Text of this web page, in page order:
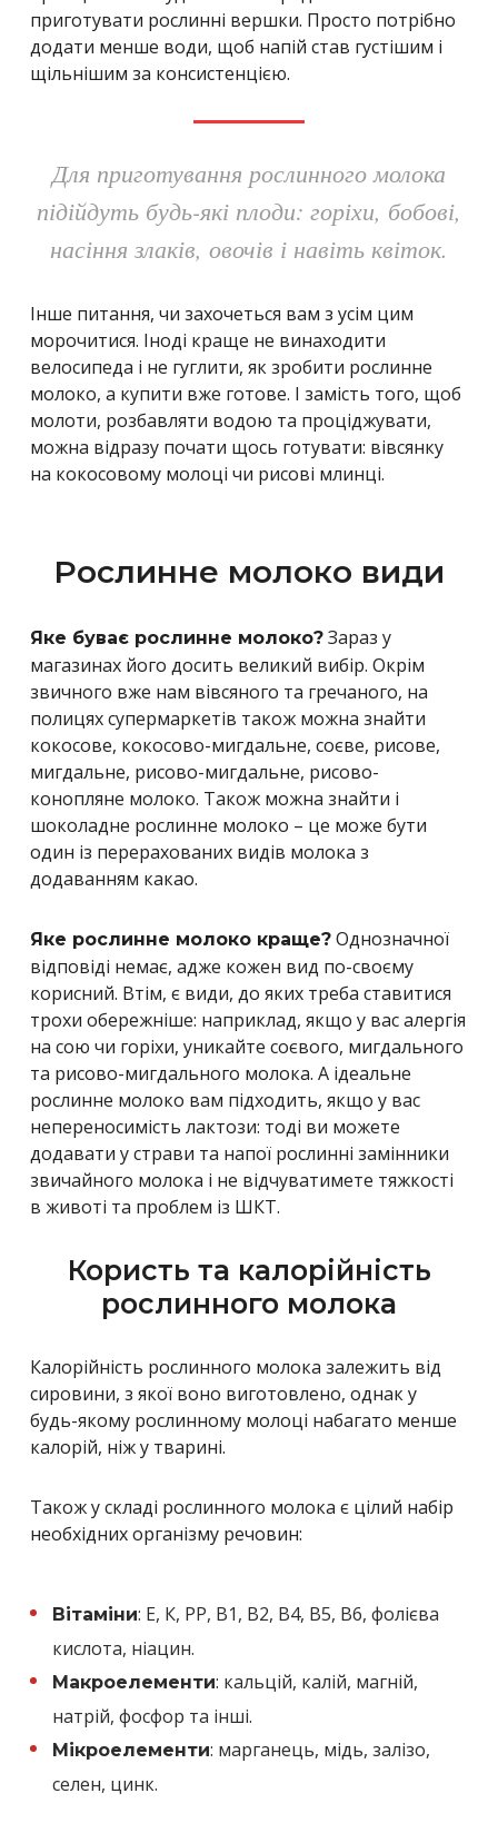
приготувати рослинні вершки. Просто потрібно
додати менше води, щоб напій став густішим і
щільнішим за консистенцією.
Для приготування рослинного молока
підійдуть будь-які плоди: горіхи, бобові,
насіння злаків, овочів і навіть квіток.
Інше питання, чи захочеться вам з усім цим
морочитися. Іноді краще не винаходити
велосипеда і не гуглити, як зробити рослинне
молоко, а купити вже готове. І замість того, щоб
молоти, розбавляти водою та проціджувати,
можна відразу почати щось готувати: вівсянку
на кокосовому молоці чи рисові млинці.
Рослинне молоко види
Яке буває рослинне молоко? Зараз у
магазинах його досить великий вибір. Окрім
звичного вже нам вівсяного та гречаного, на
полицях супермаркетів також можна знайти
кокосове, кокосово-мигдальне, соєве, рисове,
мигдальне, рисово-мигдальне, рисово-
конопляне молоко. Також можна знайти і
шоколадне рослинне молоко – це може бути
один із перерахованих видів молока з
додаванням какао.
Яке рослинне молоко краще? Однозначної
відповіді немає, адже кожен вид по-своєму
корисний. Втім, є види, до яких треба ставитися
трохи обережніше: наприклад, якщо у вас алергія
на сою чи горіхи, уникайте соєвого, мигдального
та рисово-мигдального молока. А ідеальне
рослинне молоко вам підходить, якщо у вас
непереносимість лактози: тоді ви можете
додавати у страви та напої рослинні замінники
звичайного молока і не відчуватимете тяжкості
в животі та проблем із ШКТ.
Користь та калорійність
рослинного молока
Калорійність рослинного молока залежить від
сировини, з якої воно виготовлено, однак у
будь-якому рослинному молоці набагато менше
калорій, ніж у тварині.
Також у складі рослинного молока є цілий набір
необхідних організму речовин:
Вітаміни: Е, К, РР, В1, В2, В4, В5, В6, фолієва
кислота, ніацин.
Макроелементи: кальцій, калій, магній,
натрій, фосфор та інші.
Мікроелементи: марганець, мідь, залізо,
селен, цинк.